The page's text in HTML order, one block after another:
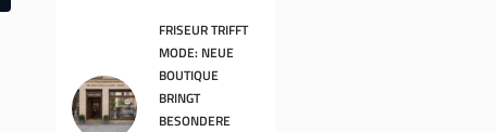
FRISEUR TRIFFT
MODE: NEUE
BOUTIQUE
BRINGT
BESONDERE